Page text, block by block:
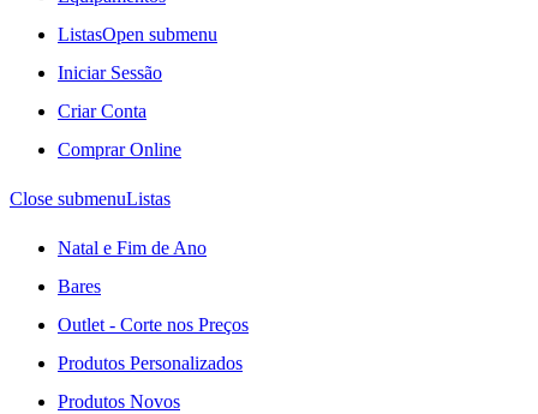
ListasOpen submenu
Iniciar Sessão
Criar Conta
Comprar Online
Close submenuListas
Natal e Fim de Ano
Bares
Outlet - Corte nos Preços
Produtos Personalizados
Produtos Novos